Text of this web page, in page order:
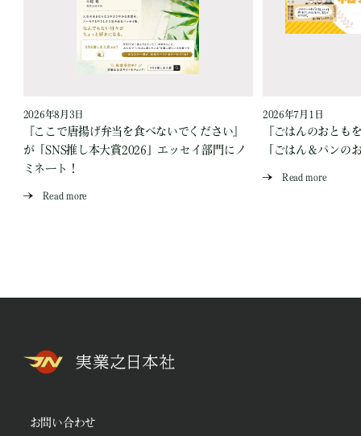
2026年8月3日
『ここで唐揚げ弁当を食べないでください』
が「SNS推し本大賞2026」エッセイ部門にノ
ミネート！
Read more
2026年7月1日
『ごはんのおとも
「ごはん＆パンの
Read more
お問い合わせ